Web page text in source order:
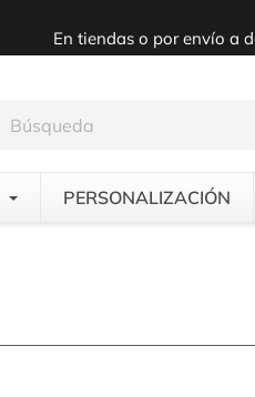
En tiendas o por envío a
PERSONALIZACIÓN